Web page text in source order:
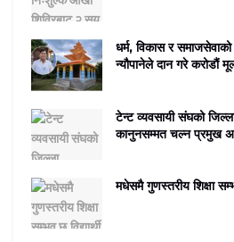
धर्म, विकास र
न्यौपानेले दान गरे करोडौं
टेन्ट व्यवसायी संघको
कानुनसम्मत चल्न प्रमुख
मधेसमै गुणस्तरीय शिक्षा